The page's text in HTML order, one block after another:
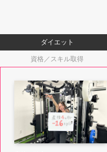
ダイエット
資格／スキル取得